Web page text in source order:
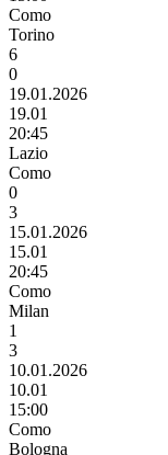
Como
Torino
6
0
19.01.2026
19.01
20:45
Lazio
Como
0
3
15.01.2026
15.01
20:45
Como
Milan
1
3
10.01.2026
10.01
15:00
Como
Bologna